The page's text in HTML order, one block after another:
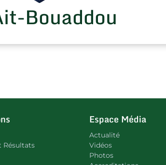
Bouaddou
Résultats
Espace Média
Actualité
Vidéos
Photos